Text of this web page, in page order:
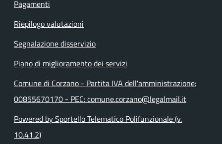
Pagamenti
Riepilogo valutazioni
Segnalazione disservizio
Piano di miglioramento dei servizi
Comune di Corzano - Partita IVA dell'amministrazione:
00855670170 - PEC: comune.corzano@legalmail.it
Powered by Sportello Telematico Polifunzionale (v.
10.41.2)